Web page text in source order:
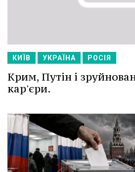
КИЇВ УКРАЇНА РОСІЯ
Крим, Путін і
кар'єри.